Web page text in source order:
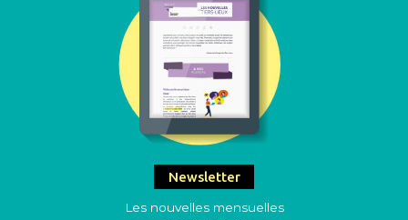
Newsletter
Les nouvelles mensuelles